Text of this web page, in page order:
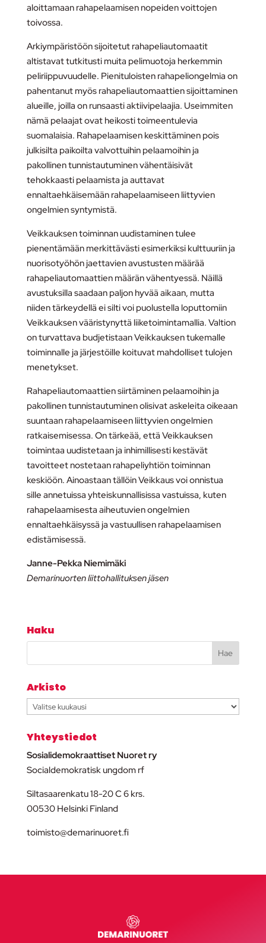
aloittamaan rahapelaamisen nopeiden voittojen
toivossa.
Arkiympäristöön sijoitetut rahapeliautomaatit
altistavat tutkitusti muita pelimuotoja herkemmin
peliriippuvuudelle. Pienituloisten rahapeliongelmia on
pahentanut myös rahapeliautomaattien sijoittaminen
alueille, joilla on runsaasti aktiivipelaajia. Useimmiten
nämä pelaajat ovat heikosti toimeentulevia
suomalaisia. Rahapelaamisen keskittäminen pois
julkisilta paikoilta valvottuihin pelaamoihin ja
pakollinen tunnistautuminen vähentäisivät
tehokkaasti pelaamista ja auttavat
ennaltaehkäisemään rahapelaamiseen liittyvien
ongelmien syntymistä.
Veikkauksen toiminnan uudistaminen tulee
pienentämään merkittävästi esimerkiksi kulttuuriin ja
nuorisotyöhön jaettavien avustusten määrää
rahapeliautomaattien määrän vähentyessä. Näillä
avustuksilla saadaan paljon hyvää aikaan, mutta
niiden tärkeydellä ei silti voi puolustella loputtomiin
Veikkauksen vääristynyttä liiketoimintamallia. Valtion
on turvattava budjetistaan Veikkauksen tukemalle
toiminnalle ja järjestöille koituvat mahdolliset tulojen
menetykset.
Rahapeliautomaattien siirtäminen pelaamoihin ja
pakollinen tunnistautuminen olisivat askeleita oikeaan
suuntaan rahapelaamiseen liittyvien ongelmien
ratkaisemisessa. On tärkeää, että Veikkauksen
toimintaa uudistetaan ja inhimillisesti kestävät
tavoitteet nostetaan rahapeliyhtiön toiminnan
keskiöön. Ainoastaan tällöin Veikkaus voi onnistua
sille annetuissa yhteiskunnallisissa vastuissa, kuten
rahapelaamisesta aiheutuvien ongelmien
ennaltaehkäisyssä ja vastuullisen rahapelaamisen
edistämisessä.
Janne-Pekka Niemimäki
Demarinuorten liittohallituksen jäsen
Haku
Arkisto
Arkisto
Yhteystiedot
Sosialidemokraattiset Nuoret ry
Socialdemokratisk ungdom rf
Siltasaarenkatu 18-20 C 6 krs.
00530 Helsinki Finland
toimisto@demarinuoret.fi